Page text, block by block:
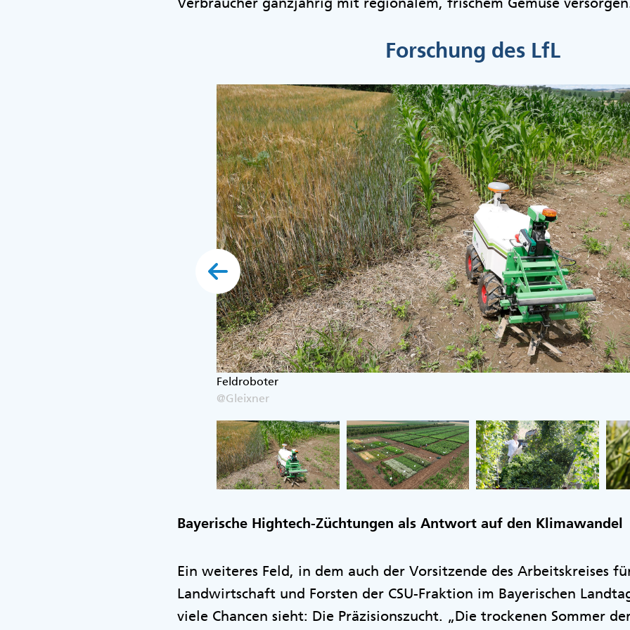
Forschung des LfL
Feldroboter
@Gleixner
Bayerische Hightech-Züchtungen als Antwort auf den Klimawandel
Ein weiteres Feld, in dem auch der Vorsitzende des Arbeitskreises
Landwirtschaft und Forsten der CSU-Fraktion im Bayerischen
viele Chancen sieht: Die Präzisionszucht. „Die trockenen Sommer